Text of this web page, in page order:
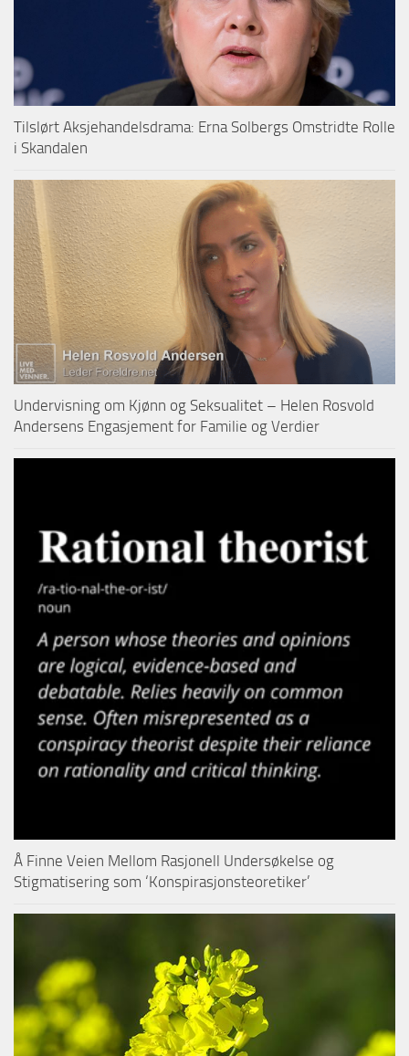
Tilslørt Aksjehandelsdrama: Erna Solbergs Omstridte Rolle
i Skandalen
Undervisning om Kjønn og Seksualitet – Helen Rosvold
Andersens Engasjement for Familie og Verdier
Å Finne Veien Mellom Rasjonell Undersøkelse og
Stigmatisering som ‘Konspirasjonsteoretiker’